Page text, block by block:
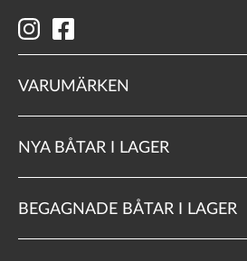
VARUMÄRKEN
NYA BÅTAR I LAGER
BEGAGNADE BÅTAR I LAGER